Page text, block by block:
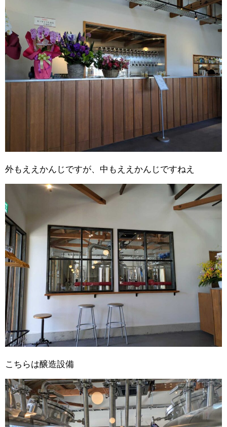
外もええかんじですが、中もええかんじですねえ
こちらは醸造設備